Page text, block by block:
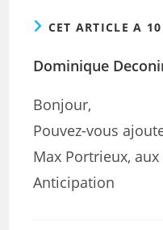
CET ARTICLE A
Dominique
Bonjour,
Pouvez-vous
Max Portrieux,
Anticipation